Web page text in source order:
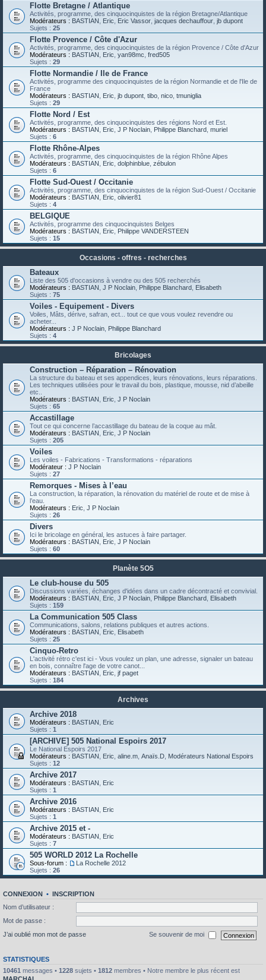
Flotte Bretagne / Atlantique
Activités, programme, des cinquocinquistes de la région Bretagne/Atlantique
Modérateurs : BASTIAN Eric Eric Vassor jacques dechauffour jb dupont
Sujets : 25
Flotte Provence / Côte d'Azur
Activités, programme, des cinquocinquistes de la région Provence / Côte d'Azur
Modérateurs : BASTIAN Eric yan98mc fred505
Sujets : 29
Flotte Normandie / Ile de France
Activités, programme des cinquocinquistes de la région Normandie et de l'Ile de
France
Modérateurs : BASTIAN Eric jb dupont tibo nico tmuniglia
Sujets : 29
Flotte Nord / Est
Activités, programme, des cinquocinquistes des régions Nord et Est.
Modérateurs : BASTIAN Eric J P Noclain Philippe Blanchard muriel
Sujets : 6
Flotte Rhône-Alpes
Activités, programme, des cinquocinquistes de la région Rhône Alpes
Modérateurs : BASTIAN Eric dolphinblue zébulon
Sujets : 6
Flotte Sud-Ouest / Occitanie
Activités, programme, des cinquocinquistes de la région Sud-Ouest / Occitanie
Modérateurs : BASTIAN Eric olivier81
Sujets : 4
BELGIQUE
Activités, programme des cinquocinquistes Belges
Modérateurs : BASTIAN Eric
Philippe VANDERSTEEN
Sujets : 15
Occasions - offres - recherches
Bateaux
Liste des 505 d'occasions à vendre ou des 505 recherchés
Modérateurs : BASTIAN J P Noclain Philippe Blanchard Elisabeth
Sujets : 75
Voiles - Equipement - Divers
Voiles, Mâts, dérive, safran, ect... tout ce que vous voulez revendre ou
acheter...
Modérateurs : J P Noclain Philippe Blanchard
Sujets : 4
Bricolages
Construction – Réparation – Rénovation
La structure du bateau et ses appendices, leurs rénovations, leurs réparations.
Les techniques utilisées pour le travail du bois, plastique, mousse, nid d’abeille
etc..
Modérateurs : BASTIAN Eric J P Noclain
Sujets : 65
Accastillage
Tout ce qui concerne l’accastillage du bateau de la coque au mât.
Modérateurs : BASTIAN Eric J P Noclain
Sujets : 205
Voiles
Les voiles - Fabrications - Transformations - réparations
Modérateur : J P Noclain
Sujets : 27
Remorques - Mises à l’eau
La construction, la réparation, la rénovation du matériel de route et de mise à
l’eau.
Modérateurs : Eric J P Noclain
Sujets : 26
Divers
Ici le bricolage en général, les astuces à faire partager.
Modérateurs : BASTIAN Eric J P Noclain
Sujets : 60
Planète 5O5
Le club-house du 505
Discussions variées, échanges d'idées dans un cadre décontracté et convivial.
Modérateurs : BASTIAN Eric J P Noclain Philippe Blanchard Elisabeth
Sujets : 159
La Communication 505 Class
Communications, salons, relations publiques et autres actions.
Modérateurs : BASTIAN Eric
Elisabeth
Sujets : 25
Cinquo-Retro
L'activité rétro c'est ici - Vous voulez un plan, une adresse, signaler un bateau
en bois, connaître l'age de votre canot...
Modérateurs : BASTIAN Eric jf paget
Sujets : 184
Archives
Archive 2018
Modérateurs : BASTIAN
Eric
Sujets : 1
[ARCHIVE] 505 National Espoirs 2017
Le National Espoirs 2017
Modérateurs : BASTIAN Eric aline.m Anaïs.D Modérateurs National Espoirs
Sujets : 12
Archive 2017
Modérateurs : BASTIAN
Eric
Sujets : 1
Archive 2016
Modérateurs : BASTIAN
Eric
Sujets : 1
Archive 2015 et -
Modérateurs : BASTIAN
Eric
Sujets : 7
505 WORLD 2012 La Rochelle
Sous-forum :
La Rochelle 2012
Sujets : 26
CONNEXION • INSCRIPTION
Nom d’utilisateur :
Mot de passe :
J’ai oublié mon mot de passe
Se souvenir de moi
STATISTIQUES
10461 messages • 1228 sujets • 1812 membres • Notre membre le plus récent est